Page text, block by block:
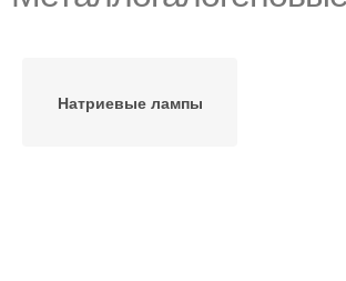
Натриевые лампы